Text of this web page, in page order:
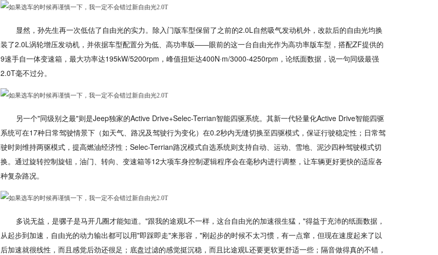
显然，孙先生再一次低估了自由光的实力。除入门版车型保留了之前的2.0L自然吸气发动机外，改款后的自由光均换
装了2.0L涡轮增压发动机，并依据车型配置分为低、高功率版——眼前的这一台自由光作为高功率版车型，搭配ZF提供的
9速手自一体变速箱，最大功率达195kW/5200rpm，峰值扭矩达400N·m/3000-4250rpm，论纸面数据，说一句同级最强
2.0T毫不过分。
另一个"同级别之最"则是Jeep独家的Active Drive+Selec-Terrian智能四驱系统。其新一代轻量化Active Drive智能四驱
系统可在17种日常驾驶情景下（如天气、路况及驾驶行为变化）在0.2秒内无缝切换至四驱模式，保证行驶稳定性；日常驾
驶时则维持两驱模式，提高燃油经济性；Selec-Terrian路况模式自选系统则支持自动、运动、雪地、泥沙四种驾驶模式切
换。通过旋转控制旋钮，油门、转向、变速箱等12大项车身控制逻辑程序会在毫秒内进行调整，让车辆更好更快的适应各
种复杂路况。
多说无益，是骡子是马开几圈才能知道。"跟我的途观L不一样，这台自由光的加速很生猛，"得益于充沛的纸面数据，
从起步到加速，自由光的动力输出都可以用"即踩即走"来形容，"刚起步的时候不太习惯，有一点窜，但现在速度起来了以
后加速就很线性，而且感觉后劲还很足；底盘过滤的感觉挺沉稳，而且比途观L还要更软更舒适一些；隔音做得真的不错，